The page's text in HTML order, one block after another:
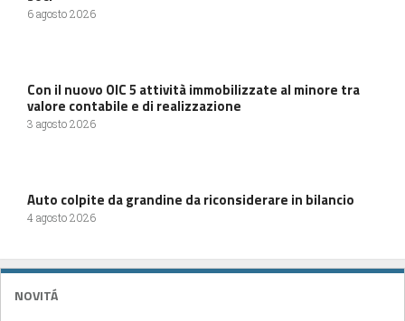
6 agosto 2026
Con il nuovo OIC 5 attività immobilizzate al minore tra
valore contabile e di realizzazione
3 agosto 2026
Auto colpite da grandine da riconsiderare in bilancio
4 agosto 2026
NOVITÁ